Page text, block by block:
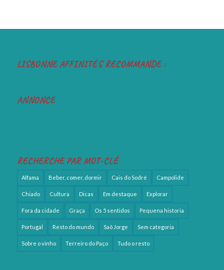
LISBONNE AFFINITÉS RECOMMANDE :
ANNONCE
RECHERCHE PAR MOT-CLÉ
Alfama Beber, comer, dormir Cais do Sodré Campolide
Chiado Cultura Dicas Em destaque Explorar
Fora da cidade Graça Os 5 sentidos Pequena historia
Portugal Resto do mundo Saõ Jorge Sem categoria
Sobre o vinho Terreiro do Paço Tudo o resto